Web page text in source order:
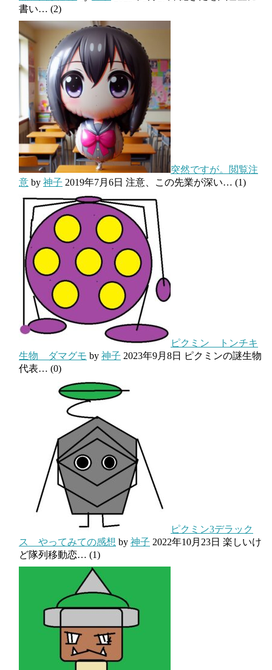
書い… (2)
突然ですが。閲覧注
意 by 神子 2019年7月6日 注意、この先業が深い… (1)
ピクミン トンチキ
生物 ダマグモ by 神子 2023年9月8日
ピクミンの謎生物
代表… (0)
ピクミン3デラック
ス やってみての感想 by 神子 2022年10月23日 楽しいけ
ど隊列移動恋… (1)